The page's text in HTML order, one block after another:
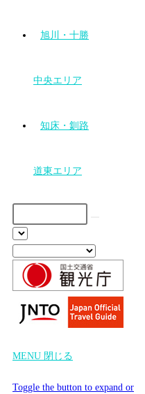
旭川・十勝
中央エリア
知床・釧路
道東エリア
MENU 閉じる
Toggle the button to expand or